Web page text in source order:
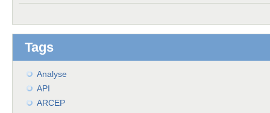
Tags
Analyse
API
ARCEP